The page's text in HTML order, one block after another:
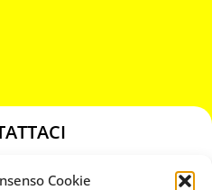
Cookie